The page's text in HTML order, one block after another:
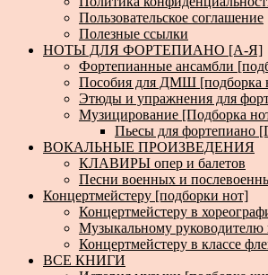
Пользовательское соглашение
Полезные ссылки
НОТЫ ДЛЯ ФОРТЕПИАНО [А-Я]
Фортепианные ансамбли
Пособия для ДМШ [подборка
Этюды и упражнения для
Музицирование [Подборка
Пьесы для фортепиано
ВОКАЛЬНЫЕ ПРОИЗВЕДЕНИЯ
КЛАВИРЫ опер и балетов
Песни военных и
Концертмейстеру [подборки нот]
Концертмейстеру в
Музыкальному
Концертмейстеру в классе
ВСЕ КНИГИ